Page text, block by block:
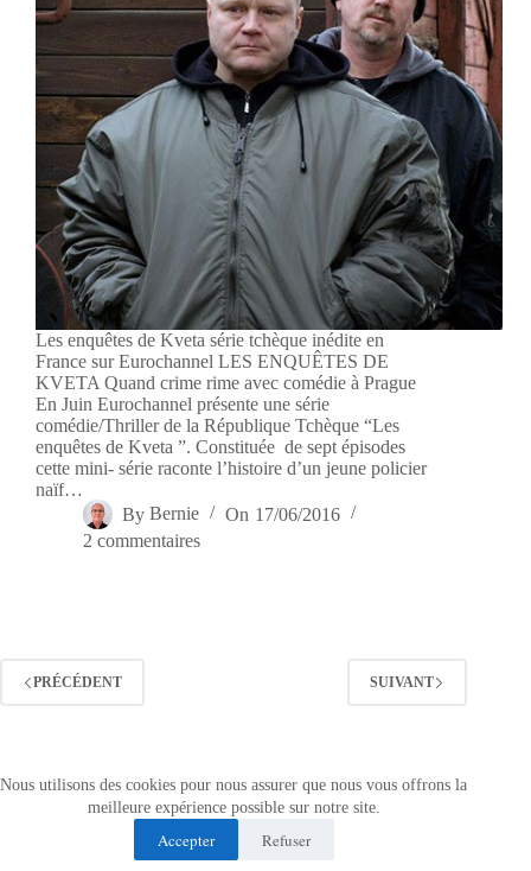
Nous utilisons des cookies pour nous assurer que nous vous offrons la
meilleure expérience possible sur notre site.
Accepter Refuser
Les enquêtes de Kveta série tchèque inédite en
France sur Eurochannel LES ENQUÊTES DE
KVETA Quand crime rime avec comédie à Prague
En Juin Eurochannel présente une série
comédie/Thriller de la République Tchèque “Les
enquêtes de Kveta ”. Constituée de sept épisodes
cette mini- série raconte l’histoire d’un jeune policier
naïf…
By Bernie On 17/06/2016
2 commentaires
PRÉCÉDENT SUIVANT
À propos
Mentions légales
Contact